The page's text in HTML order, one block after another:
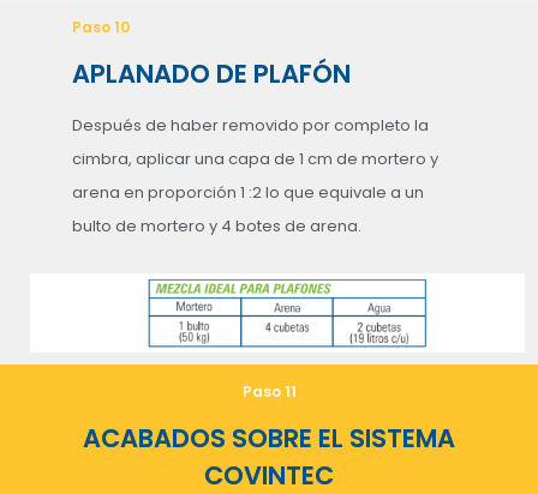
Paso 10
APLANADO DE PLAFÓN
Después de haber removido por completo la
cimbra, aplicar una capa de 1 cm de mortero y
arena en proporción 1 :2 lo que equivale a un
bulto de mortero y 4 botes de arena.
Paso 11
ACABADOS SOBRE EL SISTEMA
COVINTEC